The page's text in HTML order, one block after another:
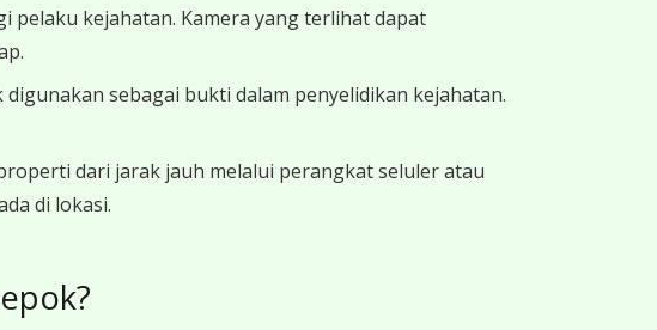
pelaku kejahatan. Kamera yang terlihat dapat
sebagai bukti dalam penyelidikan kejahatan.
dari jarak jauh melalui perangkat seluler atau
di lokasi.